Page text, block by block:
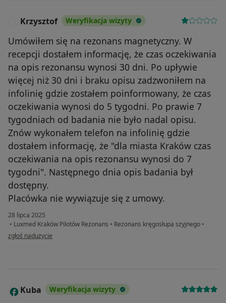
Krzysztof Weryfikacja wizyty
Umówiłem się na rezonans magnetyczny. W
recepcji dostałem informację, że czas oczekiwania
na opis rezonansu wynosi 30 dni. Po upływie
więcej niż 30 dni i braku opisu zadzwoniłem na
infolinię gdzie zostałem poinformowany, że czas
oczekiwania wynosi do 5 tygodni. Po prawie 7
tygodniach od badania nie było nadal opisu.
Znów wykonałem telefon na infolinię gdzie
dostałem informację, że "dla miasta Kraków czas
oczekiwania na opis rezonansu wynosi do 7
tygodni". Następnego dnia opis badania był
dostępny.
Placówka nie wywiązuje się z umowy.
28 lipca 2025
• Luxmed Kraków Pilotów Rezonans • Rezonans kręgosłupa szyjnego •
w opinii użytkownika Krzysztof
zgłoś nadużycie
K Kuba Weryfikacja wizyty